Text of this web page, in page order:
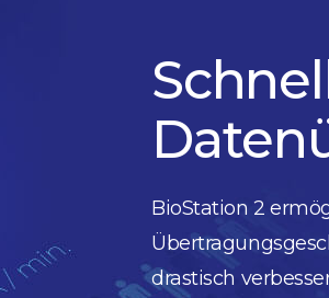
BioStation 2
drastisch